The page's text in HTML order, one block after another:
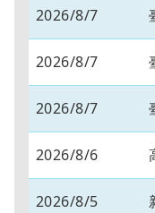
2026/8/7
2026/8/7
2026/8/7
2026/8/6
2026/8/5